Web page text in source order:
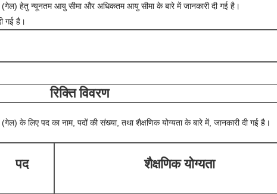
(गेल) हेतु न्यूनतम आयु सीमा और अधिकतम आयु सीमा के बारे में जानकारी दी गई है।
गई है।
रिक्ति विवरण
(गेल) के लिए पद का नाम, पदों की संख्या, तथा शैक्षणिक योग्यता के बारे में, जानकारी दी गई है।
पद शैक्षणिक योग्यता